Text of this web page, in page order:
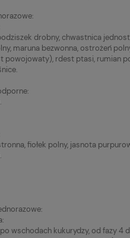
drobny, chwastnica
maruna bezwonna, ostrożeń
rdest ptasi, rumian
fiołek polny, jasnota
wschodach kukurydzy, od fazy 4